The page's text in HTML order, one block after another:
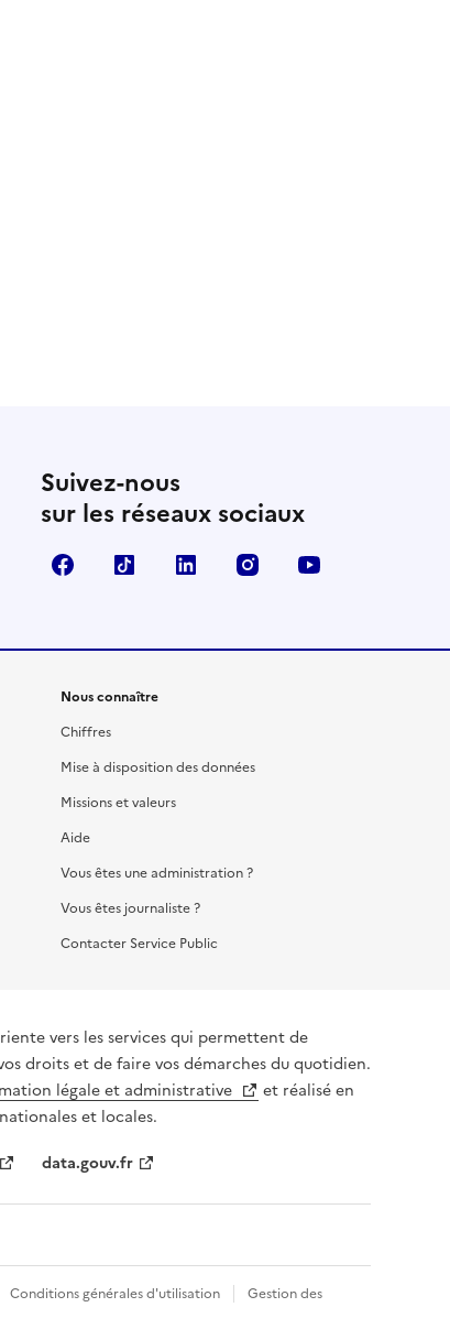
Suivez-nous
sur les réseaux sociaux
FacebookTikTok LinkedIn Instagram
Nous connaître
Chiffres
Mise à disposition des données
Missions et valeurs
Aide
Vous êtes une administration ?
Vous êtes journaliste ?
Contacter Service Public
vers les services qui permettent de
droits et de faire vos démarches du quotidien.
légale et administrative
et réalisé en
et locales.
data.gouv.fr
Conditions générales d'utilisation
Gestion des